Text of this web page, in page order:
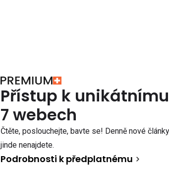
Přístup k
7 webech
Čtěte, poslouchejte, bavte se! Denně nové
jinde nenajdete.
Podrobnosti k předplatnému